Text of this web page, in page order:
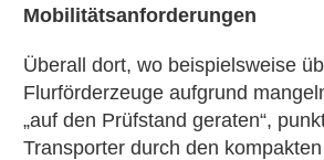
Mobilitätsanforderungen
Überall dort, wo beispielsweise
Flurförderzeuge aufgrund
„auf den Prüfstand geraten“,
Transporter durch den